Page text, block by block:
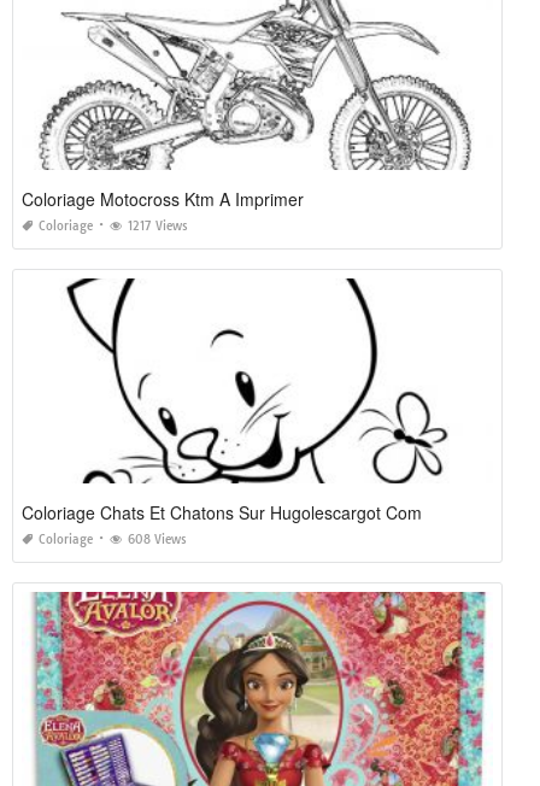
Coloriage Motocross Ktm A Imprimer
Coloriage 1217 Views
Coloriage Chats Et Chatons Sur Hugolescargot Com
Coloriage 608 Views